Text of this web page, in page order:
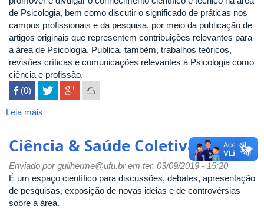
de Psicologia, bem como discutir o significado de práticas nos
campos profissionais e da pesquisa, por meio da publicação de
artigos originais que representem contribuições relevantes para
a área de Psicologia. Publica, também, trabalhos teóricos,
revisões críticas e comunicações relevantes à Psicologia como
ciência e profissão.
 (0)
Leia mais
Ciência & Saúde Coletiva
Enviado porguilherme@ufu.brem ter, 03/09/2019 - 15:20
É um espaço científico para discussões, debates, apresentação
de pesquisas, exposição de novas ideias e de controvérsias
sobre a área.